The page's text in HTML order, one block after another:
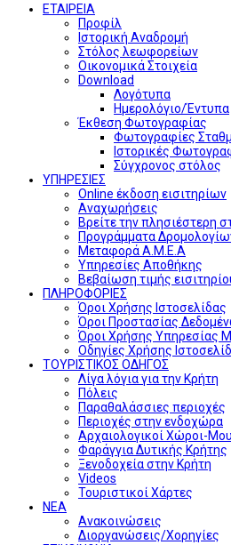
ΕΤΑΙΡΕΙΑ
Προφίλ
Ιστορική Αναδρομή
Στόλος λεωφορείων
Οικονομικά Στοιχεία
Download
Λογότυπα
Ημερολόγιο/Έντυπα
Έκθεση Φωτογραφίας
Φωτογραφίες
Ιστορικές
Σύγχρονος στόλος
ΥΠΗΡΕΣΙΕΣ
Online έκδοση εισιτηρίων
Αναχωρήσεις
Βρείτε την πλησιέστερη
Προγράμματα
Μεταφορά Α.Μ.Ε.Α
Υπηρεσίες Αποθήκης
Βεβαίωση τιμής
ΠΛΗΡΟΦΟΡΙΕΣ
Όροι Χρήσης Ιστοσελίδας
Όροι Προστασίας
Όροι Χρήσης Υπηρεσίας
Οδηγίες Χρήσης
ΤΟΥΡΙΣΤΙΚΟΣ ΟΔΗΓΟΣ
Λίγα λόγια για την Κρήτη
Πόλεις
Παραθαλάσσιες περιοχές
Περιοχές στην ενδοχώρα
Αρχαιολογικοί Χώροι-
Φαράγγια Δυτικής Κρήτης
Ξενοδοχεία στην Κρήτη
Videos
Τουριστικοί Χάρτες
ΝΕΑ
Ανακοινώσεις
Διοργανώσεις/Χορηγίες